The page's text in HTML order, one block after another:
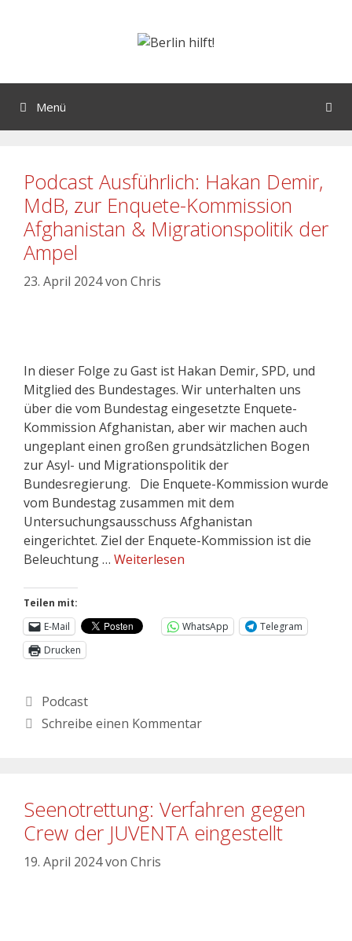
Menü
Podcast Ausführlich: Hakan Demir,
MdB, zur Enquete-Kommission
Afghanistan & Migrationspolitik der
Ampel
23. April 2024von Chris
In dieser Folge zu Gast ist Hakan Demir, SPD, und
Mitglied des Bundestages. Wir unterhalten uns
über die vom Bundestag eingesetzte Enquete-
Kommission Afghanistan, aber wir machen auch
ungeplant einen großen grundsätzlichen Bogen
zur Asyl- und Migrationspolitik der
Bundesregierung. Die Enquete-Kommission wurde
vom Bundestag zusammen mit dem
Untersuchungsausschuss Afghanistan
eingerichtet. Ziel der Enquete-Kommission ist die
Beleuchtung … Weiterlesen
Teilen mit:
E-Mail
WhatsApp
Telegram
Drucken
Podcast
Schreibe einen Kommentar
Seenotrettung: Verfahren gegen
Crew der JUVENTA eingestellt
19. April 2024von Chris